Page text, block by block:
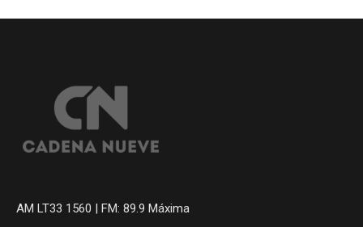
AM LT33 1560 | FM: 89.9 Máxima